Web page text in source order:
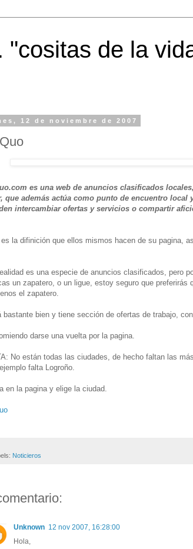
"cositas de la
12 de noviembre de 2007
es una web de anuncios clasificados
que además actúa como punto de encuentro local
intercambiar ofertas y servicios o compartir
la difinición que ellos mismos hacen de su pagina,
es una especie de anuncios clasificados, pero
un zapatero, o un ligue, estoy seguro que preferirás
el zapatero.
bastante bien y tiene sección de ofertas de trabajo,
darse una vuelta por la pagina.
No están todas las ciudades, de hecho faltan las
falta Logroño.
en la pagina y elige la ciudad.
Noticieros
Unknown 12 nov 2007, 16:28:00
Hola,